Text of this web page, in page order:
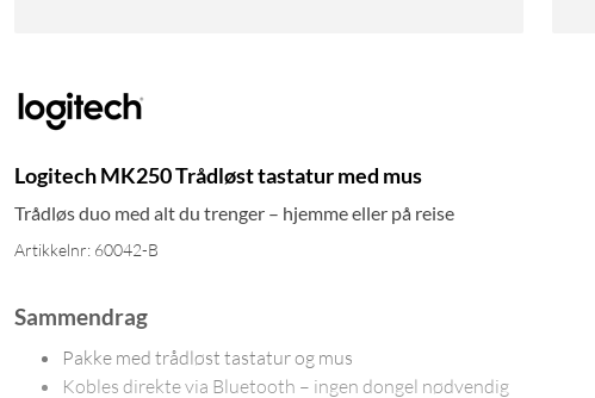
Logitech MK250 Trådløst tastatur med mus
Trådløs duo med alt du trenger – hjemme eller på reise
Artikkelnr: 60042-B
Sammendrag
Pakke med trådløst tastatur og mus
Kobles direkte via Bluetooth – ingen dongel nødvendig